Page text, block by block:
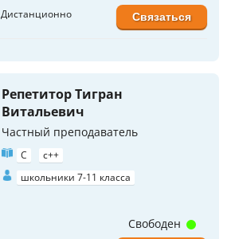
Дистанционно Связаться
Репетитор Тигран
Витальевич
Частный преподаватель
C
c++
школьники 7-11 класса
Свободен